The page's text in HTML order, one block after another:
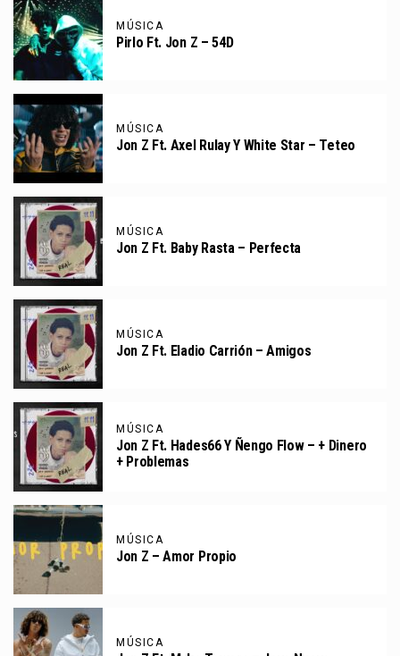
MÚSICA
Pirlo Ft. Jon Z – 54D
MÚSICA
Jon Z Ft. Axel Rulay Y White Star – Teteo
MÚSICA
Jon Z Ft. Baby Rasta – Perfecta
MÚSICA
Jon Z Ft. Eladio Carrión – Amigos
MÚSICA
Jon Z Ft. Hades66 Y Ñengo Flow – + Dinero
+ Problemas
MÚSICA
Jon Z – Amor Propio
MÚSICA